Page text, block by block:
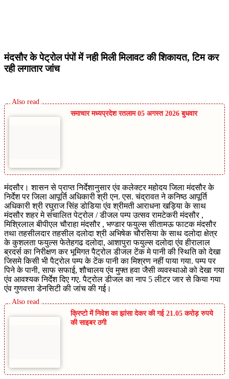
मंदसौर के पेट्रोल पंपों में नही मिली मिलावट की शिकायत, टिम कर
रही लगातार जांच
समाचार मध्यप्रदेश रतलाम 05 अगस्त 2026 बुधवार
मंदसौर। शासन से प्राप्त निर्देशानुसार एंव कलेक्टर महोदय जिला मंदसौर के
निर्देश पर जिला आपूर्ति अधिकारी श्री एन. एस. चंद्रावत ने कनिष्ठ आपूर्ति
अधिकारी श्री रघुराज सिंह डोडिया एंव श्रीमती आराधना खड़िया के साथ
मंदसौर शहर मे संचालित पेट्रोल / डीजल पम्प उत्सव रामटेकरी मंदसौर ,
मिश्रिलाल बीपीएल चौराहा मंदसौर , भण्डार फयुल्स सीतामऊ फाटक मंदसौर
तथा तहसीलदार तहसील दलोदा श्री अभिषेक चौरसिया के साथ दलोदा क्षेत्र
के कुशलता फयुल्स फेतेहगढ दलोदा, आशापुरा फयुल्स दलोदा एंव हीरालाल
ब्रदर्स का निरीक्षण कर भूमिगत पैट्रोल डीजल टेंक मे पानी की स्थिति को देखा
जिसमे किसी भी पैट्रोल पम्प के टेंक पानी का मिश्रण नहीं पाया गया. पम्प पर
पिने के पानी, साफ सफाई, शौचालय एंव मुफ्त हवा जैसी व्यवस्थाओ को देखा गया
एंव आवश्यक निर्देश दिए गए. पैट्रोल डीजल का नाप 5 लीटर जार से किया गया
एंव गुणवत्ता डेनसिटी की जांच की गई।
क्रिप्टो में निवेश का झांसा देकर की गई 21.05 करोड़ रुपये
की साइबर ठगी